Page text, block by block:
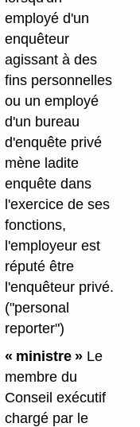
employé d'un
enquêteur
agissant à des
fins personnelles
ou un employé
d'un bureau
d'enquête privé
mène ladite
enquête dans
l'exercice de ses
fonctions,
l'employeur est
réputé être
l'enquêteur privé.
("personal
reporter")
« ministre »Le
membre du
Conseil exécutif
chargé par le